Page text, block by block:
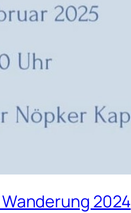
2024